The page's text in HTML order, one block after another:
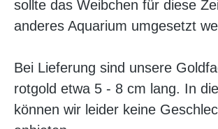
sollte das Weibchen für diese
anderes Aquarium umgesetzt
Bei Lieferung sind unsere
rotgold etwa 5 - 8 cm lang. In
können wir leider keine